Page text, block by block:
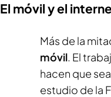
El móvil y el
Más de la
móvil. El
hacen que
estudio de la